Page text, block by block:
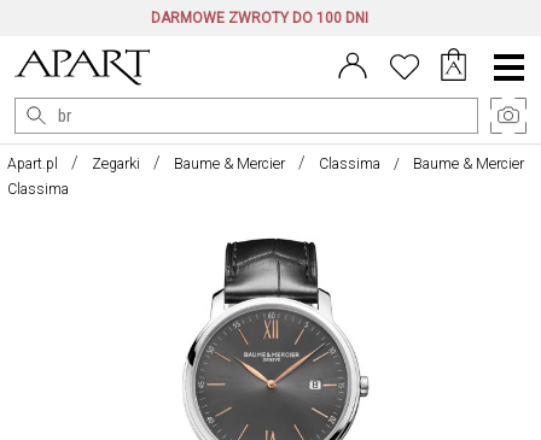
DARMOWE ZWROTY DO 100 DNI
Menu
główne
Apart.pl Zegarki Baume & Mercier Classima
Baume & Mercier
Classima